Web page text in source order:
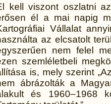
kell viszont oszlatni
él a mai napig
Vállalat
az elcsatolt
nem felel
szemléletbeli
is, mely szerint
ábrázolták a
és 1960–1968